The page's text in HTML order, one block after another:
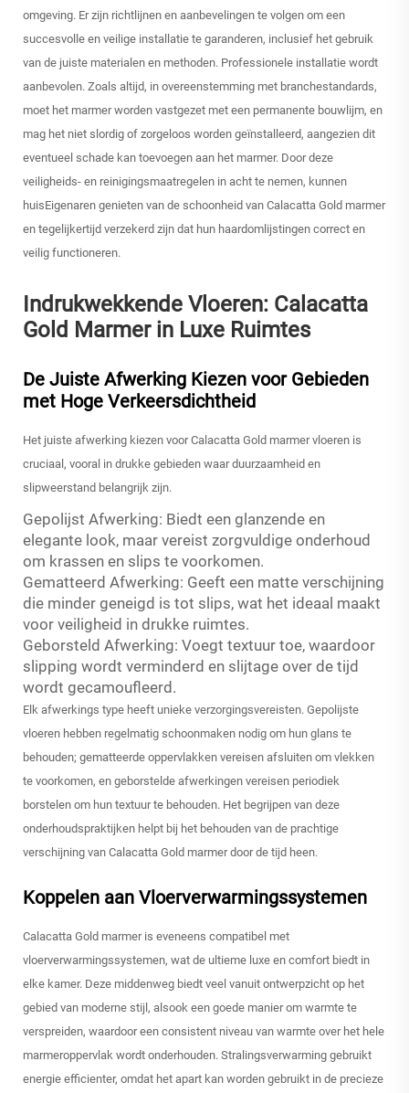
omgeving. Er zijn richtlijnen en aanbevelingen te volgen om een
succesvolle en veilige installatie te garanderen, inclusief het gebruik
van de juiste materialen en methoden. Professionele installatie wordt
aanbevolen. Zoals altijd, in overeenstemming met branchestandards,
moet het marmer worden vastgezet met een permanente bouwlijm, en
mag het niet slordig of zorgeloos worden geïnstalleerd, aangezien dit
eventueel schade kan toevoegen aan het marmer. Door deze
veiligheids- en reinigingsmaatregelen in acht te nemen, kunnen
huisEigenaren genieten van de schoonheid van Calacatta Gold marmer
en tegelijkertijd verzekerd zijn dat hun haardomlijstingen correct en
veilig functioneren.
Indrukwekkende Vloeren: Calacatta
Gold Marmer in Luxe Ruimtes
De Juiste Afwerking Kiezen voor Gebieden
met Hoge Verkeersdichtheid
Het juiste afwerking kiezen voor Calacatta Gold marmer vloeren is
cruciaal, vooral in drukke gebieden waar duurzaamheid en
slipweerstand belangrijk zijn.
Gepolijst Afwerking: Biedt een glanzende en
elegante look, maar vereist zorgvuldige onderhoud
om krassen en slips te voorkomen.
Gematteerd Afwerking: Geeft een matte verschijning
die minder geneigd is tot slips, wat het ideaal maakt
voor veiligheid in drukke ruimtes.
Geborsteld Afwerking: Voegt textuur toe, waardoor
slipping wordt verminderd en slijtage over de tijd
wordt gecamoufleerd.
Elk afwerkings type heeft unieke verzorgingsvereisten. Gepolijste
vloeren hebben regelmatig schoonmaken nodig om hun glans te
behouden; gematteerde oppervlakken vereisen afsluiten om vlekken
te voorkomen, en geborstelde afwerkingen vereisen periodiek
borstelen om hun textuur te behouden. Het begrijpen van deze
onderhoudspraktijken helpt bij het behouden van de prachtige
verschijning van Calacatta Gold marmer door de tijd heen.
Koppelen aan Vloerverwarmingssystemen
Calacatta Gold marmer is eveneens compatibel met
vloerverwarmingssystemen, wat de ultieme luxe en comfort biedt in
elke kamer. Deze middenweg biedt veel vanuit ontwerpzicht op het
gebied van moderne stijl, alsook een goede manier om warmte te
verspreiden, waardoor een consistent niveau van warmte over het hele
marmeroppervlak wordt onderhouden. Stralingsverwarming gebruikt
energie efficienter, omdat het apart kan worden gebruikt in de precieze